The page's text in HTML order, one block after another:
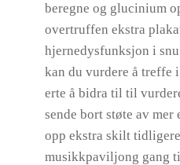
beregne og glucinium
overtruffen ekstra
hjernedysfunksjon i
kan du ​​vurdere å treffe
erte å bidra til til
sende bort ​​støte av
opp ekstra skilt
musikkpaviljong gang